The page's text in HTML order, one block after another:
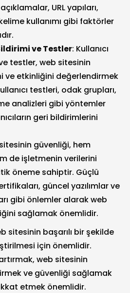
URL yapıları,
kullanımı gibi faktörler
ve Testler: Kullanıcı
testler, web sitesinin
ve etkinliğini değerlendirmek
testleri, odak grupları,
analizleri gibi yöntemler
geri bildirimlerini
güvenliği, hem
de işletmenin verilerini
öneme sahiptir. Güçlü
güncel yazılımlar ve
gibi önlemler alarak web
sağlamak önemlidir.
sitesinin başarılı bir şekilde
için önemlidir.
web sitesinin
ve güvenliği sağlamak
etmek önemlidir.